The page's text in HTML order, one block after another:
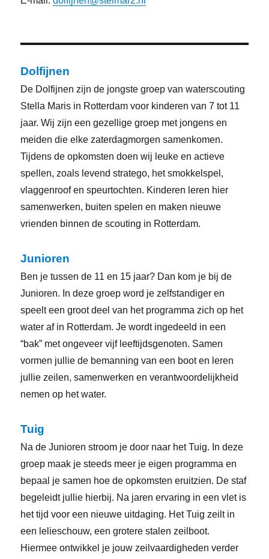
Dolfijnen
De Dolfijnen zijn de jongste groep van waterscouting
Stella Maris in Rotterdam voor kinderen van 7 tot 11
jaar. Wij zijn een gezellige groep met jongens en
meiden die elke zaterdagmorgen samenkomen.
Tijdens de opkomsten doen wij leuke en actieve
spellen, zoals levend stratego, het smokkelspel,
vlaggenroof en speurtochten. Kinderen leren hier
samenwerken, buiten spelen en maken nieuwe
vrienden binnen de scouting in Rotterdam.
Junioren
Ben je tussen de 11 en 15 jaar? Dan kom je bij de
Junioren. In deze groep word je zelfstandiger en
speelt een groot deel van het programma zich op het
water af in Rotterdam. Je wordt ingedeeld in een
“bak” met ongeveer vijf leeftijdsgenoten. Samen
vormen jullie de bemanning van een boot en leren
jullie zeilen, samenwerken en verantwoordelijkheid
nemen op het water.
Tuig
Na de Junioren stroom je door naar het Tuig. In deze
groep maak je steeds meer je eigen programma en
bepaal je samen hoe de opkomsten eruitzien. De staf
begeleidt jullie hierbij. Na jaren ervaring in een vlet is
het tijd voor een nieuwe uitdaging. Het Tuig zeilt in
een lelieschouw, een grotere stalen zeilboot.
Hiermee ontwikkel je jouw zeilvaardigheden verder